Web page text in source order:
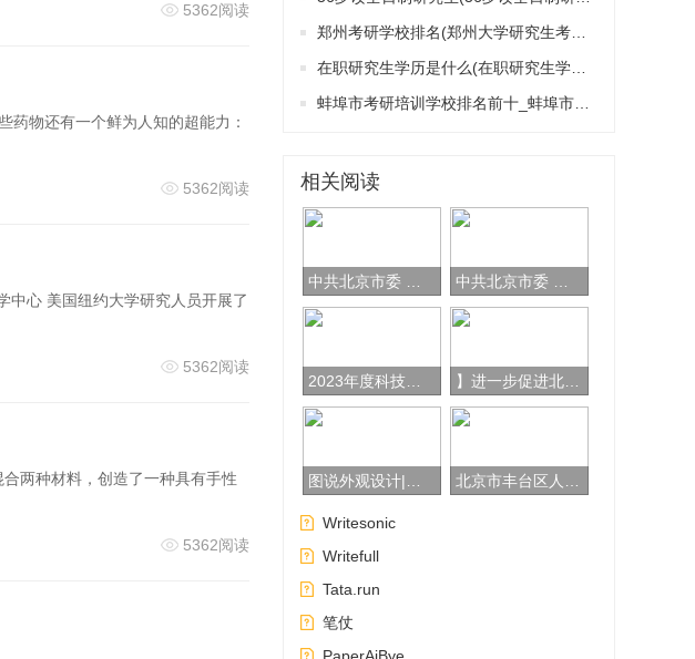
5362阅读
药物还有一个鲜为人知的超能力：
5362阅读
中心 美国纽约大学研究人员开展了
5362阅读
两种材料，创造了一种具有手性
5362阅读
相关阅读
Writesonic
Writefull
Tata.run
笔仗